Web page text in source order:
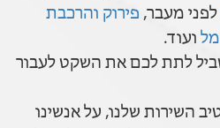
לפני מעבר, פירוק והרכבת
ועוד.
לתת לכם את השקט לעבור
השירות שלנו, על אנשינו